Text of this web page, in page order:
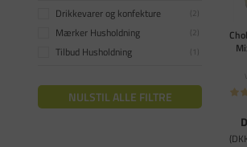
Drikkevarer og konfekture (2 )
Mærker Husholdning (2 )
Tilbud Husholdning ( 1 )
NULSTIL ALLE FILTRE